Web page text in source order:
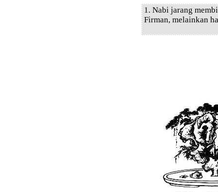
1. Nabi jarang
Firman, melainkan